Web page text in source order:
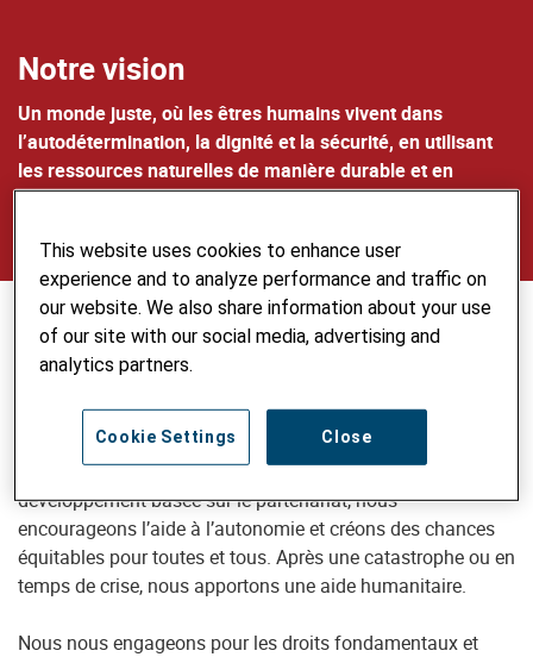
Notre vision
Un monde juste, où les êtres humains vivent dans
l’autodétermination, la dignité et la sécurité, en utilisant
les ressources naturelles de manière durable et en
Notre ambition
défavorisées dans des pays en développement et en
transition qui souhaitent améliorer activement leurs
conditions de vie. Misant sur une coopération au
développement basée sur le partenariat, nous
encourageons l’aide à l’autonomie et créons des chances
équitables pour toutes et tous. Après une catastrophe ou en
temps de crise, nous apportons une aide humanitaire.
Nous nous engageons pour les droits fondamentaux et
This website uses cookies to enhance user
experience and to analyze performance and traffic on
our website. We also share information about your use
of our site with our social media, advertising and
analytics partners.
Close
Cookie Settings